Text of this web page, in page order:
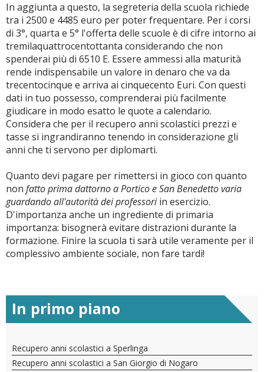
In aggiunta a questo, la segreteria della scuola richiede
tra i 2500 e 4485 euro per poter frequentare. Per i corsi
di 3°, quarta e 5° l'offerta delle scuole è di cifre intorno ai
tremilaquattrocentottanta considerando che non
spenderai più di 6510 E. Essere ammessi alla maturità
rende indispensabile un valore in denaro che va da
trecentocinque e arriva ai cinquecento Euri. Con questi
dati in tuo possesso, comprenderai più facilmente
giudicare in modo esatto le quote a calendario.
Considera che per il recupero anni scolastici prezzi e
tasse si ingrandiranno tenendo in considerazione gli
anni che ti servono per diplomarti.
Quanto devi pagare per rimettersi in gioco con quanto
non fatto prima dattorno a Portico e San Benedetto varia
guardando all'autorità dei professoriin esercizio.
D'importanza anche un ingrediente di primaria
importanza: bisognerà evitare distrazioni durante la
formazione. Finire la scuola ti sarà utile veramente per il
complessivo ambiente sociale, non fare tardi!
In primo piano
Recupero anni scolastici a Sperlinga
Recupero anni scolastici a San Giorgio di Nogaro